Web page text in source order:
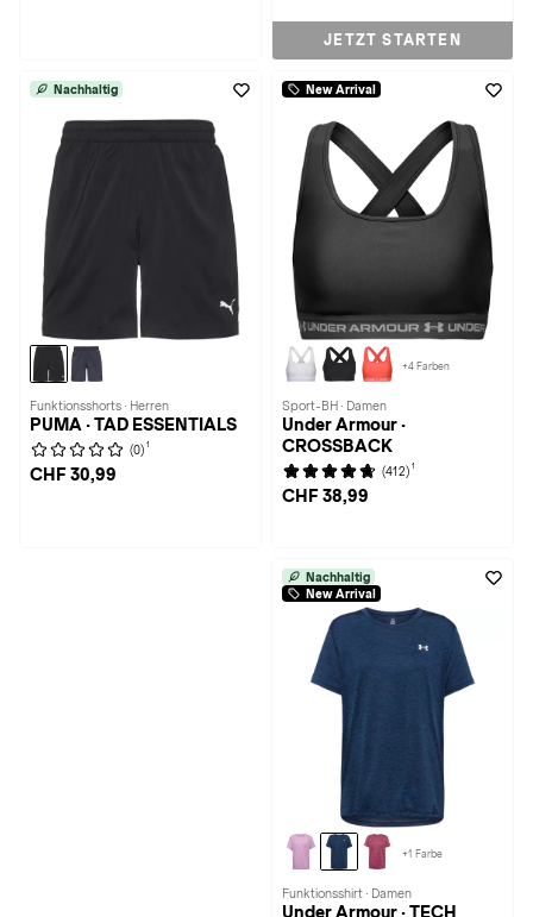
JETZT STARTEN
Nachhaltig
Funktionsshorts · Herren
PUMA · TAD ESSENTIALS
(0) 1
CHF 30,99
New Arrival
+4 Farben
Sport-BH · Damen
Under Armour ·
CROSSBACK
(412) 1
CHF 38,99
Nachhaltig
New Arrival
+1 Farbe
Funktionsshirt · Damen
Under Armour · TECH